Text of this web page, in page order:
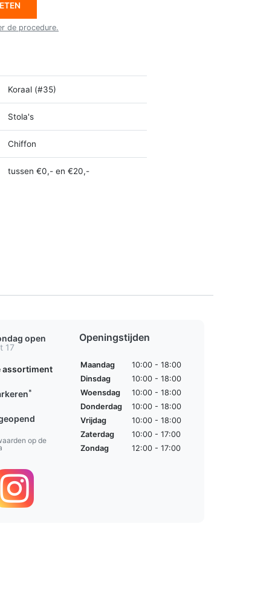
de procedure.
Koraal (#35)
Stola's
Chiffon
tussen €0,- en €20,-
open
17
assortiment
*
op de
Openingstijden
Maandag
10:00 - 18:00
Dinsdag
10:00 - 18:00
Woensdag
10:00 - 18:00
Donderdag
10:00 - 18:00
Vrijdag
10:00 - 18:00
Zaterdag
10:00 - 17:00
Zondag
12:00 - 17:00